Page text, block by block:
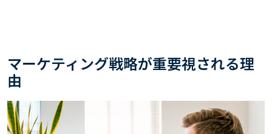
マーケティング戦略が重要視される理
由